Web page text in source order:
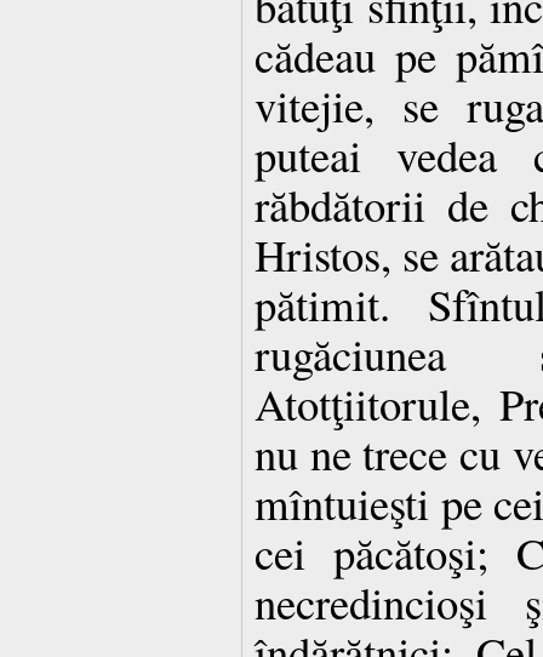
cădeau pe
vitejie, se
puteai vedea
răbdătorii de
Hristos, se
pătimit.
rugăciunea
Atotţiitorule,
nu ne trece cu
mîntuieşti pe
cei păcătoşi;